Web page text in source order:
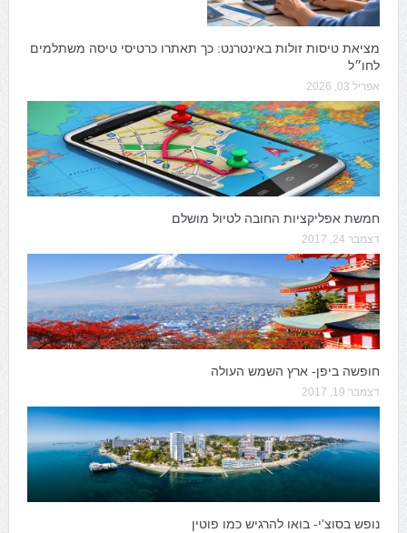
מציאת טיסות זולות באינטרנט: כך תאתרו כרטיסי טיסה משתלמים
לחו״ל
אפריל 03, 2026
חמשת אפליקציות החובה לטיול מושלם
דצמבר 24, 2017
חופשה ביפן- ארץ השמש העולה
דצמבר 19, 2017
נופש בסוצ'י- בואו להרגיש כמו פוטין